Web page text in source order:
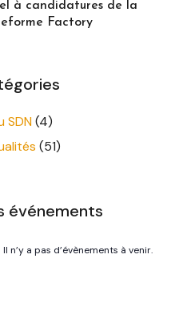
à candidatures de la
Factory
SDN(4)
(51)
événements
Il n’y a pas d’évènements à venir.